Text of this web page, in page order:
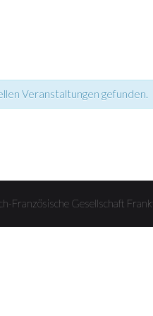
Veranstaltungen gefunden.
Französische Gesellschaft